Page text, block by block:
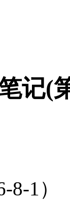
记(
1）